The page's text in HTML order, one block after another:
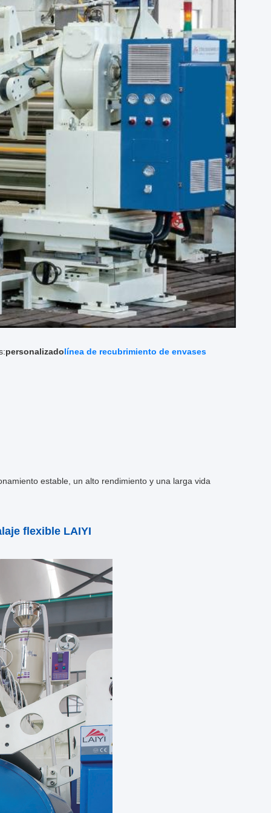
personalizadolínea de recubrimiento de envases
estable, un alto rendimiento y una larga vida
flexible LAIYI